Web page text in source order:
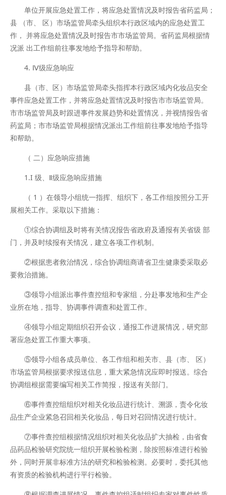
单位开展应急处置工作，将应急处置情况及时报告省药监局；
县 （市、 区）市场监管局牵头组织本行政区域内的应急处置工
作， 并将应急处置情况及时报告市市场监管局。省药监局根据情
况派 出工作组前往事发地给予指导和帮助。
4. Ⅳ级应急响应
县（市、区）市场监管局牵头指挥本行政区域内化妆品安全
事件应急处置工作，并将应急处置情况及时报告市市场监管局。
市市场监管局及时跟进事件发展趋势和处置情况，并视情报告省
药监局；市市场监管局根据情况派出工作组前往事发地给予指导
和帮助。
（ 二）应急响应措施
1.I 级、Ⅱ级应急响应措施
（ 1 ）在领导小组统一指挥、组织下，各工作组按照分工开
展相关工作。采取以下措施：
①综合协调组及时将有关情况报告省政府及通报有关省级 部
门，并及时续报有关情况，建立各项工作机制。
②根据患者救治情况，综合协调组商请省卫生健康委采取必
要救治措施。
③领导小组派出事件查控组和专家组，分赴事发地和生产企
业所在地，指导、协调事件调查和处置工作。
④领导小组定期组织召开会议，通报工作进展情况，研究部
署应急处置工作重大事项。
⑤领导小组各成员单位、各工作组和相关市、县（市、 区）
市场监管局根据要求报送信息，重大紧急情况应即时报送。综合
协调组根据需要编写相关工作简报，报送有关部门。
⑥事件查控组组织对相关化妆品进行统计、溯源，责令化妆
品生产企业紧急召回相关化妆品，每日对召回情况进行统计。
⑦事件查控组根据情况组织对相关化妆品扩大抽检，由省食
品药品检验研究院统一组织开展检验检测，除按照标准进行检验
外，同时开展非标准方法的研究和检验检测。必要时，委托其他
有资质的检验机构进行平行检验。